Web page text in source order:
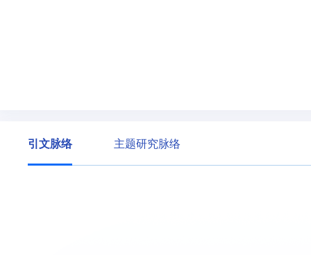
引文脉络 主题研究脉络